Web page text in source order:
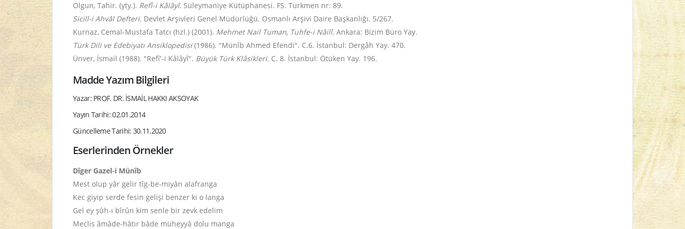
Olgun, Tahir. (yty.). Refî-i Kâlâyî. Süleymaniye Kütüphanesi. FS. Türkmen nr: 89.
Sicill-i Ahvâl Defteri. Devlet Arşivleri Genel Müdürlüğü. Osmanlı Arşivi Daire Başkanlığı. 5/267.
Kurnaz, Cemal-Mustafa Tatcı (hzl.) (2001). Mehmet Nail Tuman, Tuhfe-i Nâilî. Ankara: Bizim Büro Yay.
Türk Dili ve Edebiyatı Ansiklopedisi(1986). "Münîb Ahmed Efendi". C.6. İstanbul: Dergâh Yay. 470.
Ünver, İsmail (1988). "Refî'-i Kâlâyî". Büyük Türk Klâsikleri. C. 8. İstanbul: Ötüken Yay. 196.
Madde Yazım Bilgileri
Yazar: PROF. DR. İSMAİL HAKKI AKSOYAK
Yayın Tarihi: 02.01.2014
Güncelleme Tarihi: 30.11.2020
Eserlerinden Örnekler
Dîger Gazel-i Münîb
Mest olup yâr gelir tîg-be-miyân alafranga
Kec giyip serde fesin gelişi benzer ki o langa
Gel ey şûh-ı bîrûn kim senle bir zevk edelim
Meclis âmâde-hâtır bâde müheyyâ dolu manga